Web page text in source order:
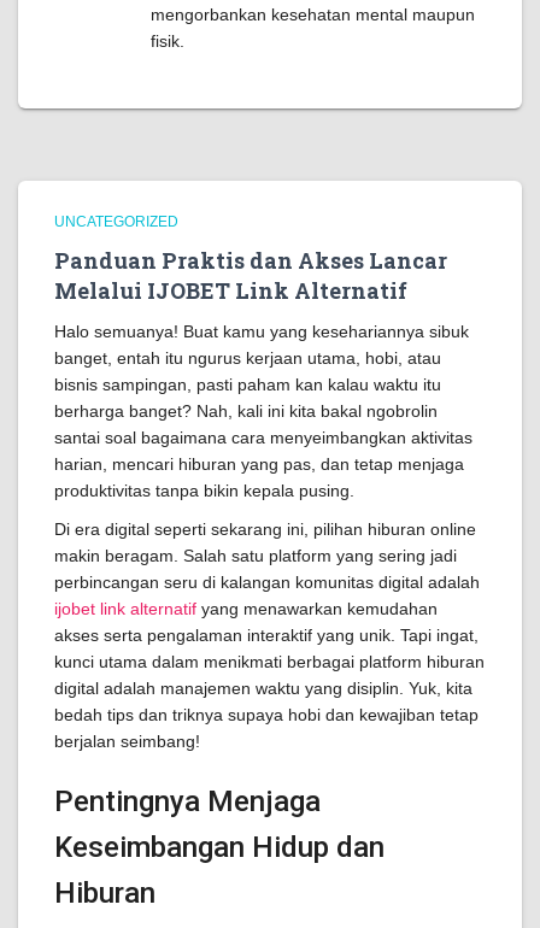
mengorbankan kesehatan mental maupun
fisik.
UNCATEGORIZED
Panduan Praktis dan Akses Lancar
Melalui IJOBET Link Alternatif
Halo semuanya! Buat kamu yang kesehariannya sibuk
banget, entah itu ngurus kerjaan utama, hobi, atau
bisnis sampingan, pasti paham kan kalau waktu itu
berharga banget? Nah, kali ini kita bakal ngobrolin
santai soal bagaimana cara menyeimbangkan aktivitas
harian, mencari hiburan yang pas, dan tetap menjaga
produktivitas tanpa bikin kepala pusing.
Di era digital seperti sekarang ini, pilihan hiburan online
makin beragam. Salah satu platform yang sering jadi
perbincangan seru di kalangan komunitas digital adalah
ijobet link alternatif yang menawarkan kemudahan
akses serta pengalaman interaktif yang unik. Tapi ingat,
kunci utama dalam menikmati berbagai platform hiburan
digital adalah manajemen waktu yang disiplin. Yuk, kita
bedah tips dan triknya supaya hobi dan kewajiban tetap
berjalan seimbang!
Pentingnya Menjaga
Keseimbangan Hidup dan
Hiburan